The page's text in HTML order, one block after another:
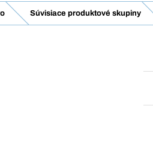
Súvisiace produktové skupiny